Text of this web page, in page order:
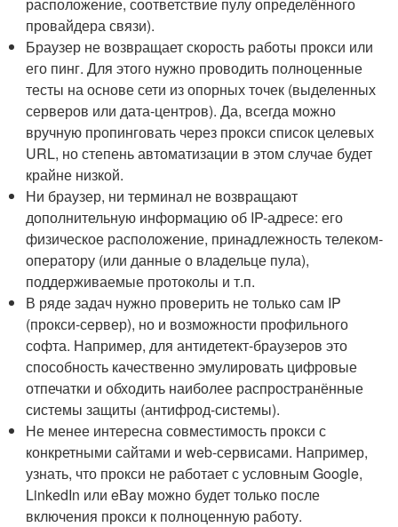
провайдера связи).
Браузер не возвращает скорость работы прокси или
его пинг. Для этого нужно проводить полноценные
тесты на основе сети из опорных точек (выделенных
серверов или дата-центров). Да, всегда можно
вручную пропинговать через прокси список целевых
URL, но степень автоматизации в этом случае будет
крайне низкой.
Ни браузер, ни терминал не возвращают
дополнительную информацию об IP-адресе: его
физическое расположение, принадлежность телеком-
оператору (или данные о владельце пула),
поддерживаемые протоколы и т.п.
В ряде задач нужно проверить не только сам IP
(прокси-сервер), но и возможности профильного
софта. Например, для антидетект-браузеров это
способность качественно эмулировать цифровые
отпечатки и обходить наиболее распространённые
системы защиты (антифрод-системы).
Не менее интересна совместимость прокси с
конкретными сайтами и web-сервисами. Например,
узнать, что прокси не работает с условным Google,
LinkedIn или eBay можно будет только после
включения прокси к полноценную работу.